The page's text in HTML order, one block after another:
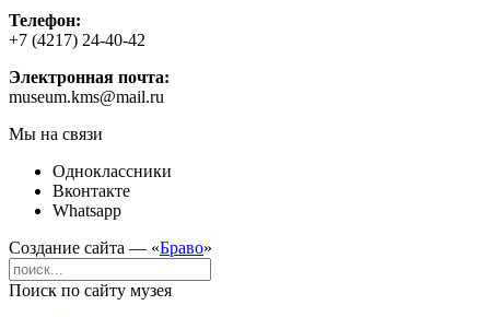
Телефон:
+7 (4217) 24-40-42
Электронная почта:
museum.kms@mail.ru
Мы на связи
Одноклассники
Вконтакте
Whatsapp
Создание сайта — «Браво»
Поиск по сайту музея